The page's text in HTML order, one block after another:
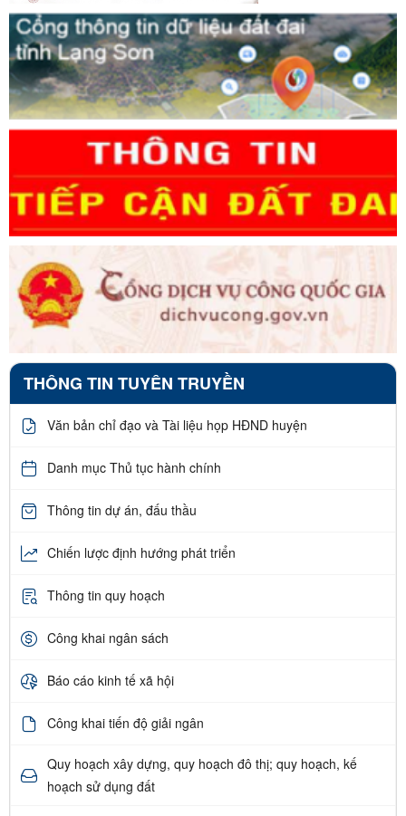
THÔNG TIN TUYÊN TRUYỀN
Văn bản chỉ đạo và Tài liệu họp HĐND huyện
Danh mục Thủ tục hành chính
Thông tin dự án, đấu thầu
Chiến lược định hướng phát triển
Thông tin quy hoạch
Công khai ngân sách
Báo cáo kinh tế xã hội
Công khai tiến độ giải ngân
Quy hoạch xây dựng, quy hoạch đô thị; quy hoạch, kế
hoạch sử dụng đất